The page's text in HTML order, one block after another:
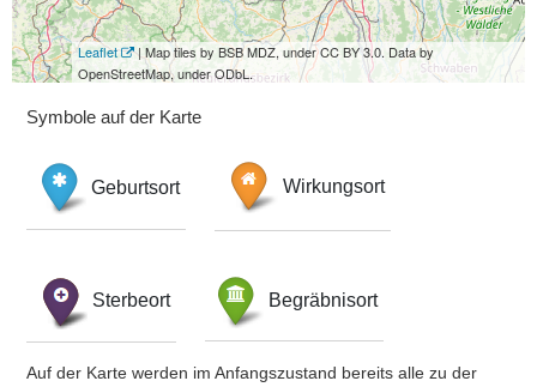
Leaflet
| Map tiles by BSB MDZ, under CC BY 3.0. Data by
OpenStreetMap, under ODbL.
Symbole auf der Karte
Geburtsort Wirkungsort
Sterbeort Begräbnisort
Auf der Karte werden im Anfangszustand bereits alle zu der